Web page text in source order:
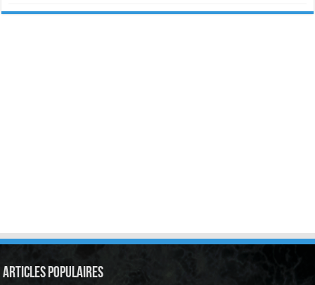
Articles Populaires